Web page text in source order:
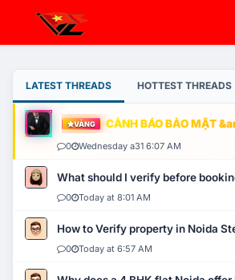
LATEST THREADS HOTTEST THREADS
VÀNG CẢNH BÁO BẢO MẬT
0 Wednesday a31 6:07 AM
What should I verify before
0 Today at 8:01 AM
How to Verify property in Noida
0 Today at 6:57 AM